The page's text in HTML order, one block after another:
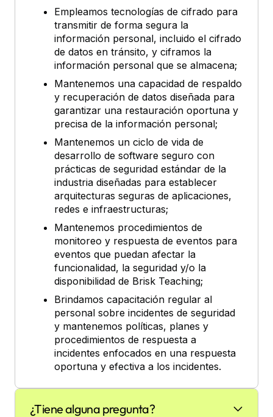
Empleamos tecnologías de cifrado para
transmitir de forma segura la
información personal, incluido el cifrado
de datos en tránsito, y ciframos la
información personal que se almacena;
Mantenemos una capacidad de respaldo
y recuperación de datos diseñada para
garantizar una restauración oportuna y
precisa de la información personal;
Mantenemos un ciclo de vida de
desarrollo de software seguro con
prácticas de seguridad estándar de la
industria diseñadas para establecer
arquitecturas seguras de aplicaciones,
redes e infraestructuras;
Mantenemos procedimientos de
monitoreo y respuesta de eventos para
eventos que puedan afectar la
funcionalidad, la seguridad y/o la
disponibilidad de Brisk Teaching;
Brindamos capacitación regular al
personal sobre incidentes de seguridad
y mantenemos políticas, planes y
procedimientos de respuesta a
incidentes enfocados en una respuesta
oportuna y efectiva a los incidentes.
¿Tiene alguna pregunta?